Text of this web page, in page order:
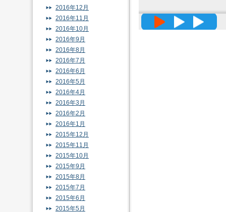
高精度メ
2016年12月
2016年11月
2016年10月
2016年9月
2016年8月
2016年7月
2016年6月
2016年5月
2016年4月
2016年3月
2016年2月
2016年1月
2015年12月
2015年11月
2015年10月
2015年9月
2015年8月
2015年7月
2015年6月
2015年5月